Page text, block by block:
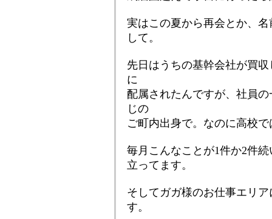
実はこの夏から再会とか、
して。
先日はうちの基幹会社が買
に
配属されたんですが、社員
じの
ご町内出身で。なのに高校
毎月こんなことが1件か2件
立ってます。
そしてガガ様のお仕事エリ
す。